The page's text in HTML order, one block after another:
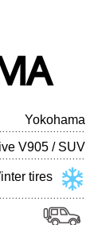
Yokohama
V905 / SUV
tires